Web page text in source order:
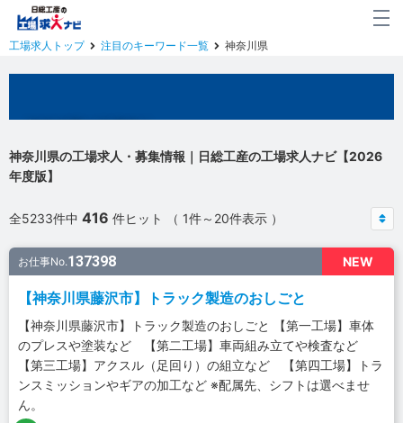
工場求人トップ 注目のキーワード一覧 神奈川県
神奈川県の工場求人・募集情報｜日総工産の工場求人ナビ【2026
年度版】
全5233件中 416 件ヒット （ 1件～20件表示 ）
NEW
お仕事No.137398
【神奈川県藤沢市】トラック製造のおしごと
【神奈川県藤沢市】トラック製造のおしごと 【第一工場】車体
のプレスや塗装など 【第二工場】車両組み立てや検査など
【第三工場】アクスル（足回り）の組立など 【第四工場】トラ
ンスミッションやギアの加工など ※配属先、シフトは選べませ
ん。